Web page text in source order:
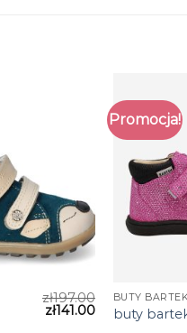
zł197.00
zł141.00
Promocja!
BUTY BARTEK
buty